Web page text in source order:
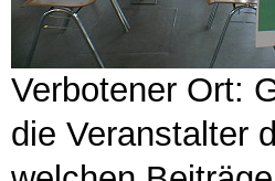
Verbotener Ort:
die Veranstalter